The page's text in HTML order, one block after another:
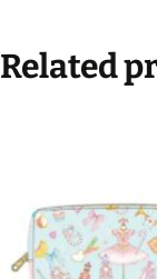
Related